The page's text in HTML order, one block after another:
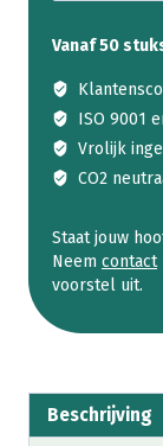
Vanaf 50
ISO 9001
Vrolijk
CO2
Staat jouw
Neem contact
voorstel uit.
Beschrijving